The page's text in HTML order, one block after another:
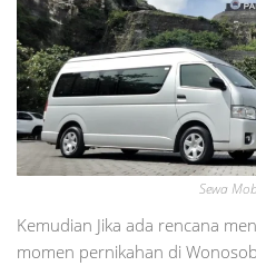
Sewa
Kemudian Jika ada rencana
momen pernikahan di